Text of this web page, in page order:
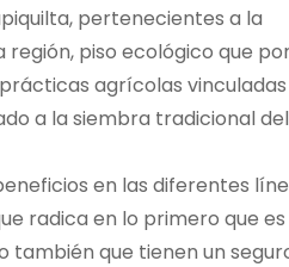
pertenecientes a la
piso ecológico que
agrícolas
a la siembra tradicional del
en las diferentes
radica en lo primero que es
también que tienen un